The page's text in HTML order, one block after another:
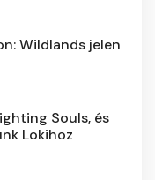
Wildlands jelen
Souls, és
Lokihoz